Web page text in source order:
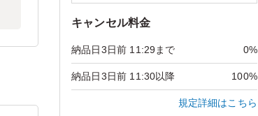
キャンセル料金
納品日3日前 11:29まで 0%
納品日3日前 11:30以降 100%
規定詳細はこちら